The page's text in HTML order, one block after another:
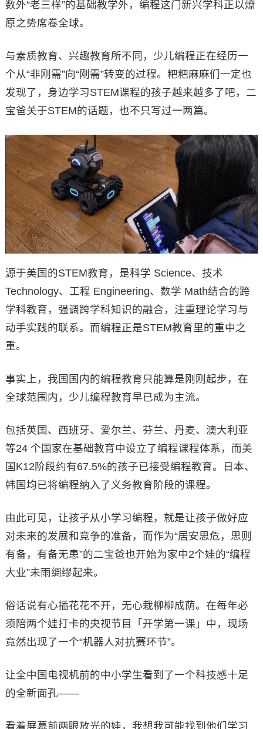
数外“老三样”的基础教学外，编程这门新兴学科正以燎
原之势席卷全球。
与素质教育、兴趣教育所不同，少儿编程正在经历一
个从“非刚需”向“刚需”转变的过程。粑粑麻麻们一定也
发现了，身边学习STEM课程的孩子越来越多了吧，二
宝爸关于STEM的话题，也不只写过一两篇。
源于美国的STEM教育，是科学 Science、技术
Technology、工程 Engineering、数学 Math结合的跨
学科教育，强调跨学科知识的融合，注重理论学习与
动手实践的联系。而编程正是STEM教育里的重中之
重。
事实上，我国国内的编程教育只能算是刚刚起步，在
全球范围内，少儿编程教育早已成为主流。
包括英国、西班牙、爱尔兰、芬兰、丹麦、澳大利亚
等24 个国家在基础教育中设立了编程课程体系，而美
国K12阶段约有67.5%的孩子已接受编程教育。日本、
韩国均已将编程纳入了义务教育阶段的课程。
由此可见，让孩子从小学习编程，就是让孩子做好应
对未来的发展和竞争的准备，而作为“居安思危，思则
有备，有备无患”的二宝爸也开始为家中2个娃的“编程
大业”未雨绸缪起来。
俗话说有心插花花不开，无心栽柳柳成荫。在每年必
须陪两个娃打卡的央视节目「开学第一课」中，现场
竟然出现了一个“机器人对抗赛环节”。
让全中国电视机前的中小学生看到了一个科技感十足
的全新面孔——
看着屏幕前两眼放光的娃，我想我可能找到他们学习